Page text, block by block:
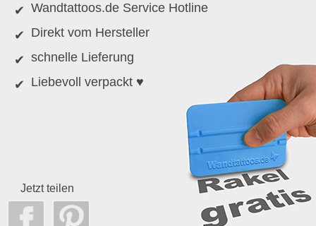
Wandtattoos.de Service Hotline
Direkt vom Hersteller
schnelle Lieferung
Liebevoll verpackt ♥
Jetzt teilen